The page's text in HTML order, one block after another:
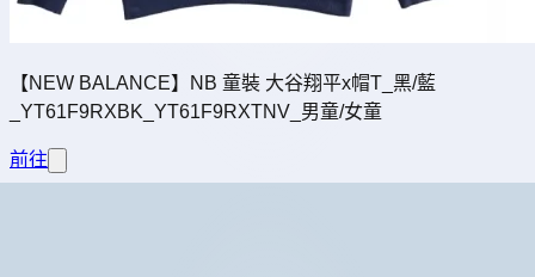
【NEW BALANCE】NB 童裝 大谷翔平x帽T_黑/藍
_YT61F9RXBK_YT61F9RXTNV_男童/女童
前往